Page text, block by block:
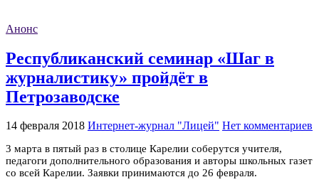
Анонс
Республиканский семинар «Шаг в
журналистику» пройдёт в
Петрозаводске
14 февраля 2018 Интернет-журнал "Лицей" Нет комментариев
3 марта в пятый раз в столице Карелии соберутся учителя,
педагоги дополнительного образования и авторы школьных газет
со всей Карелии. Заявки принимаются до 26 февраля.